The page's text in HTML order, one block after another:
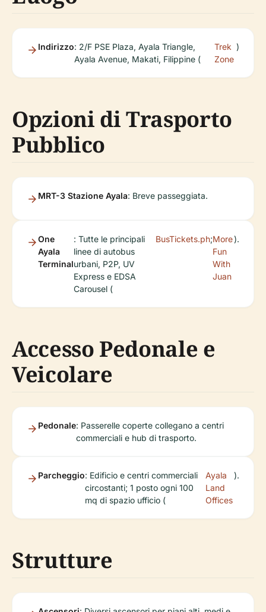
Indirizzo: 2/F PSE Plaza, Ayala Triangle,
Ayala Avenue, Makati, Filippine (
Trek
Zone
)
Opzioni di Trasporto
Pubblico
MRT-3 Stazione Ayala: Breve passeggiata.
One
Ayala
Terminal
: Tutte le principali
linee di autobus
urbani, P2P, UV
Express e EDSA
Carousel (
BusTickets.ph;More
Fun
With
Juan
).
Accesso Pedonale e
Veicolare
Pedonale: Passerelle coperte collegano a centri
commerciali e hub di trasporto.
Parcheggio: Edificio e centri commerciali
circostanti; 1 posto ogni 100
mq di spazio ufficio (
Ayala
Land
Offices
).
Strutture